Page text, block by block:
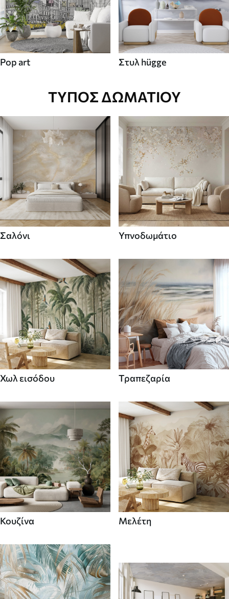
Pop art Στυλ hügge
ΤΎΠΟΣ ΔΩΜΑΤΊΟΥ
Σαλόνι Υπνοδωμάτιο
Χωλ εισόδου Τραπεζαρία
Κουζίνα Μελέτη